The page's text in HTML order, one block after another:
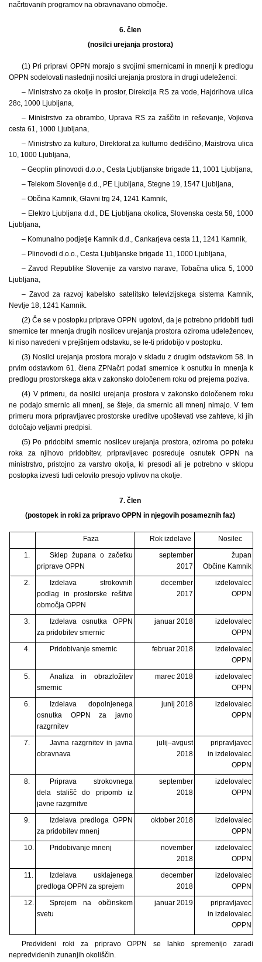
načrtovanih programov na obravnavano območje.
6. člen
(nosilci urejanja prostora)
(1) Pri pripravi OPPN morajo s svojimi smernicami in mnenji k predlogu
OPPN sodelovati naslednji nosilci urejanja prostora in drugi udeleženci:
– Ministrstvo za okolje in prostor, Direkcija RS za vode, Hajdrihova ulica
28c, 1000 Ljubljana,
– Ministrstvo za obrambo, Uprava RS za zaščito in reševanje, Vojkova
cesta 61, 1000 Ljubljana,
– Ministrstvo za kulturo, Direktorat za kulturno dediščino, Maistrova ulica
10, 1000 Ljubljana,
– Geoplin plinovodi d.o.o., Cesta Ljubljanske brigade 11, 1001 Ljubljana,
– Telekom Slovenije d.d., PE Ljubljana, Stegne 19, 1547 Ljubljana,
– Občina Kamnik, Glavni trg 24, 1241 Kamnik,
– Elektro Ljubljana d.d., DE Ljubljana okolica, Slovenska cesta 58, 1000
Ljubljana,
– Komunalno podjetje Kamnik d.d., Cankarjeva cesta 11, 1241 Kamnik,
– Plinovodi d.o.o., Cesta Ljubljanske brigade 11, 1000 Ljubljana,
– Zavod Republike Slovenije za varstvo narave, Tobačna ulica 5, 1000
Ljubljana,
– Zavod za razvoj kabelsko satelitsko televizijskega sistema Kamnik,
Nevlje 18, 1241 Kamnik.
(2) Če se v postopku priprave OPPN ugotovi, da je potrebno pridobiti tudi
smernice ter mnenja drugih nosilcev urejanja prostora oziroma udeležencev,
ki niso navedeni v prejšnjem odstavku, se le-ti pridobijo v postopku.
(3) Nosilci urejanja prostora morajo v skladu z drugim odstavkom 58. in
prvim odstavkom 61. člena ZPNačrt podati smernice k osnutku in mnenja k
predlogu prostorskega akta v zakonsko določenem roku od prejema poziva.
(4) V primeru, da nosilci urejanja prostora v zakonsko določenem roku
ne podajo smernic ali mnenj, se šteje, da smernic ali mnenj nimajo. V tem
primeru mora pripravljavec prostorske ureditve upoštevati vse zahteve, ki jih
določajo veljavni predpisi.
(5) Po pridobitvi smernic nosilcev urejanja prostora, oziroma po poteku
roka za njihovo pridobitev, pripravljavec posreduje osnutek OPPN na
ministrstvo, pristojno za varstvo okolja, ki presodi ali je potrebno v sklopu
postopka izvesti tudi celovito presojo vplivov na okolje.
7. člen
(postopek in roki za pripravo OPPN in njegovih posameznih faz)
Faza Rok izdelave
Nosilec
1.
Sklep župana o začetku
priprave OPPN
september
2017
župan
Občine Kamnik
2.
Izdelava strokovnih
podlag in prostorske rešitve
območja OPPN
december
2017
izdelovalec
OPPN
3.
Izdelava osnutka OPPN
za pridobitev smernic
januar 2018
izdelovalec
OPPN
4.
Pridobivanje smernic februar 2018
izdelovalec
OPPN
5.
Analiza in obrazložitev
smernic
marec 2018
izdelovalec
OPPN
6.
Izdelava dopolnjenega
osnutka OPPN za javno
razgrnitev
junij 2018
izdelovalec
OPPN
7.
Javna razgrnitev in javna
obravnava
julij–avgust
2018
pripravljavec
in izdelovalec
OPPN
8.
Priprava strokovnega
dela stališč do pripomb iz
javne razgrnitve
september
2018
izdelovalec
OPPN
9.
Izdelava predloga OPPN
za pridobitev mnenj
oktober 2018
izdelovalec
OPPN
10.
Pridobivanje mnenj
november
2018
izdelovalec
OPPN
11.
Izdelava usklajenega
predloga OPPN za sprejem
december
2018
izdelovalec
OPPN
12.
Sprejem na občinskem
svetu
januar 2019
pripravljavec
in izdelovalec
OPPN
Predvideni roki za pripravo OPPN se lahko spremenijo zaradi
nepredvidenih zunanjih okoliščin.